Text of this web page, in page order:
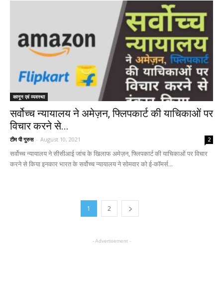
कानून एवं व्यवस्था
सर्वोच्च न्यायालय ने अमेज़न, फ्लिपकार्ट की याचिकाओं पर
विचार करने से...
टीम पी गुरुस - August 10, 2021 2
सर्वोच्च न्यायालय ने सीसीआई जांच के खिलाफ अमेज़न, फ्लिपकार्ट की याचिकाओं पर विचार
करने से किया इनकार भारत के सर्वोच्च न्यायालय ने सोमवार को ई-कॉमर्स...
1 2
- Advertisement -